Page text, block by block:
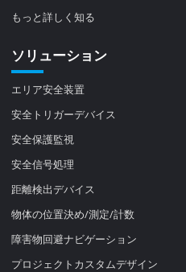
もっと詳しく知る
ソリューション
エリア安全装置
安全トリガーデバイス
安全保護監視
安全信号処理
距離検出デバイス
物体の位置決め/測定/計数
障害物回避ナビゲーション
プロジェクトカスタムデザイン